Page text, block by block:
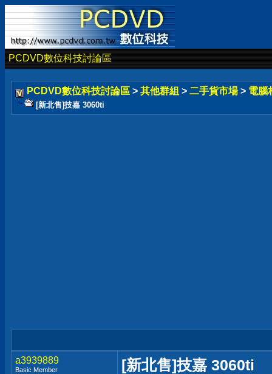
PCDVD數位科技討論區
PCDVD數位科技討論區 > 其他群組 > 二手貨市場 > 電腦
[新北售]技嘉 3060ti
a3939889
Basic Member [新北售]技嘉 3060ti